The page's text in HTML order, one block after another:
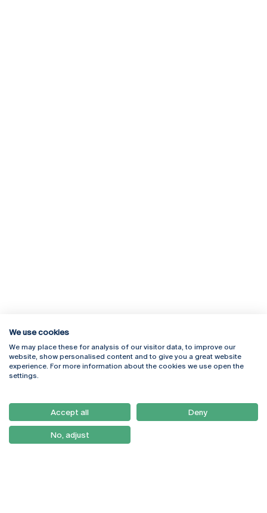
Rua Diogo Botelho 1327
4169-005 Porto
+351 226 196 240
Campus Online
Webmail
Como Chegar
Newsletter
We use cookies
We may place these for analysis of our visitor data, to improve our
website, show personalised content and to give you a great website
experience. For more information about the cookies we use open the
settings.
Accept all Deny
No, adjust